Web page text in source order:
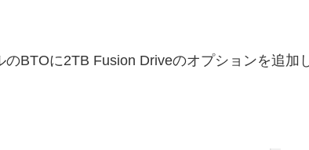
BTOに2TB Fusion Driveのオプションを追加